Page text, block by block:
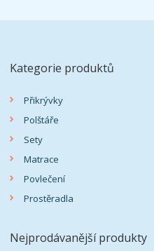
Kategorie produktů
Přikrývky
Polštáře
Sety
Matrace
Povlečení
Prostěradla
Nejprodávanější produkty